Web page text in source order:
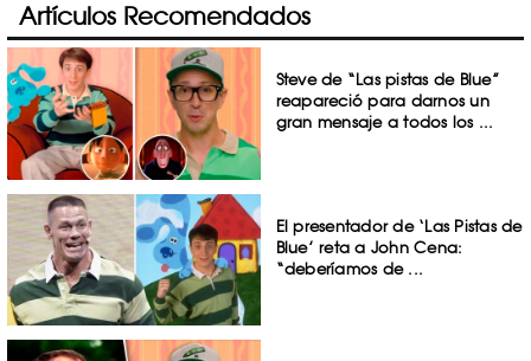
Artículos Recomendados
Steve de “Las pistas de Blue”
reapareció para darnos un
gran mensaje a todos los ...
El presentador de ‘Las Pistas de
Blue’ reta a John Cena:
“deberíamos de ...